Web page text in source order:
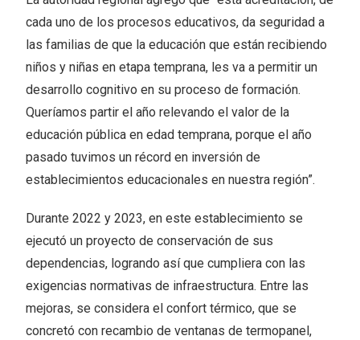
cada uno de los procesos educativos, da seguridad a
las familias de que la educación que están recibiendo
niños y niñas en etapa temprana, les va a permitir un
desarrollo cognitivo en su proceso de formación.
Queríamos partir el año relevando el valor de la
educación pública en edad temprana, porque el año
pasado tuvimos un récord en inversión de
establecimientos educacionales en nuestra región”.
Durante 2022 y 2023, en este establecimiento se
ejecutó un proyecto de conservación de sus
dependencias, logrando así que cumpliera con las
exigencias normativas de infraestructura. Entre las
mejoras, se considera el confort térmico, que se
concretó con recambio de ventanas de termopanel,